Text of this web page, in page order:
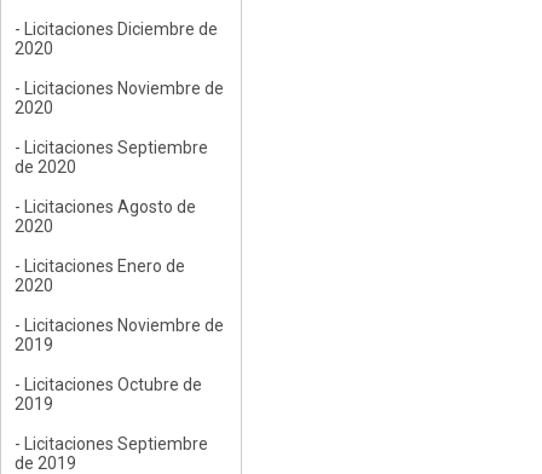
- Licitaciones Diciembre de
2020
- Licitaciones Noviembre de
2020
- Licitaciones Septiembre
de 2020
- Licitaciones Agosto de
2020
- Licitaciones Enero de
2020
- Licitaciones Noviembre de
2019
- Licitaciones Octubre de
2019
- Licitaciones Septiembre
de 2019